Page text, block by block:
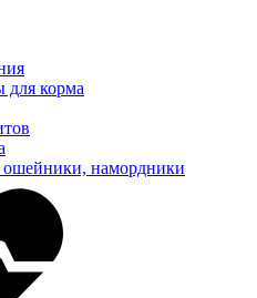
для корма
намордники